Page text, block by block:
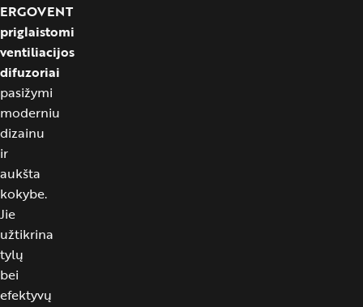
ERGOVENT
priglaistomi
ventiliacijos
difuzoriai
pasižymi
moderniu
dizainu
ir
aukšta
kokybe.
Jie
užtikrina
tylų
bei
efektyvų